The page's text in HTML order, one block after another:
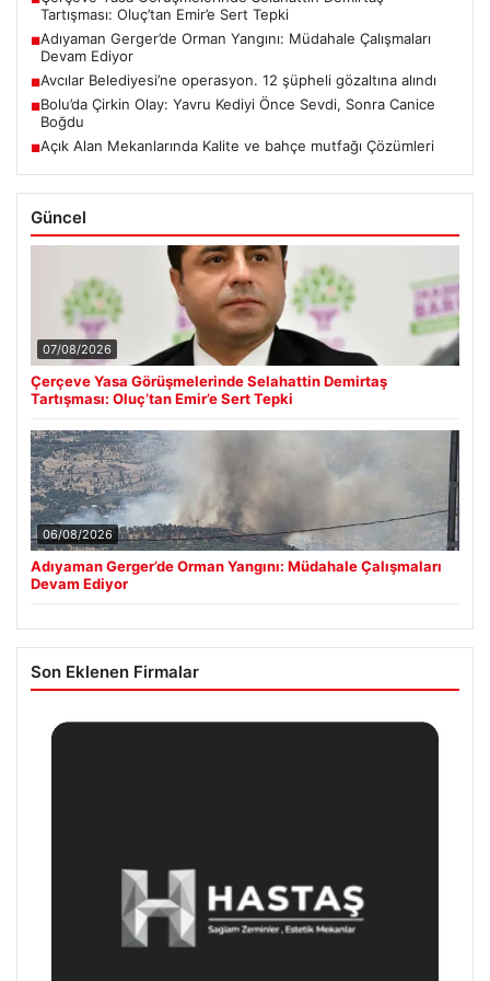
Tartışması: Oluç’tan Emir’e Sert Tepki
■Adıyaman Gerger’de Orman Yangını: Müdahale Çalışmaları
Devam Ediyor
■Avcılar Belediyesi’ne operasyon. 12 şüpheli gözaltına alındı
■Bolu’da Çirkin Olay: Yavru Kediyi Önce Sevdi, Sonra Canice
Boğdu
■Açık Alan Mekanlarında Kalite ve bahçe mutfağı Çözümleri
Güncel
07/08/2026
Çerçeve Yasa Görüşmelerinde Selahattin Demirtaş
Tartışması: Oluç’tan Emir’e Sert Tepki
06/08/2026
Adıyaman Gerger’de Orman Yangını: Müdahale Çalışmaları
Devam Ediyor
Son Eklenen Firmalar